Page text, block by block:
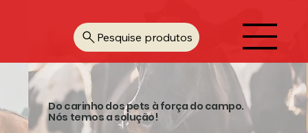
Pesquise produtos
Do carinho dos pets à força do campo.
Nós temos a solução!